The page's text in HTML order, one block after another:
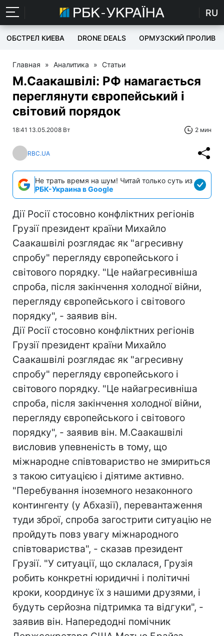
RU
ОБСТРЕЛ КИЕВА DRONE DEALS ОРМУЗСКИЙ ПРОЛИВ
Главная » Аналитика » Статьи
М.Саакашвілі: РФ намагається
переглянути європейський і
світовий порядок
18:41 13.05.2008 Вт 2 мин
RBC.UA
Не трать время на шум! Читай только суть из
РБК-Украина в Google
Дії Росії стосовно конфліктних регіонів
Грузії президент країни Михайло
Саакашвілі розглядає як "агресивну
спробу" перегляду європейського і
світового порядку. "Це найагресивніша
спроба, після закінчення холодної війни,
перегляду європейського і світового
порядку", - заявив він.
Дії Росії стосовно конфліктних регіонів
Грузії президент країни Михайло
Саакашвілі розглядає як "агресивну
спробу" перегляду європейського і
світового порядку. "Це найагресивніша
спроба, після закінчення холодної війни,
перегляду європейського і світового
порядку", - заявив він. М.Саакашвілі
висловив упевненість в тому, що
міжнародне співтовариство не змириться
з такою ситуацією і діятиме активно.
"Перебування іноземного незаконного
контингенту (у Абхазії), перевантаження
туди зброї, спроба загострити ситуацію не
пройдуть повз увагу міжнародного
співтовариства", - сказав президент
Грузії. "У ситуації, що склалася, Грузія
робить конкретні юридичні і політичні
кроки, координує їх з нашими друзями, і
будуть серйозна підтримка та відгуки", -
заявив він. Напередодні помічник